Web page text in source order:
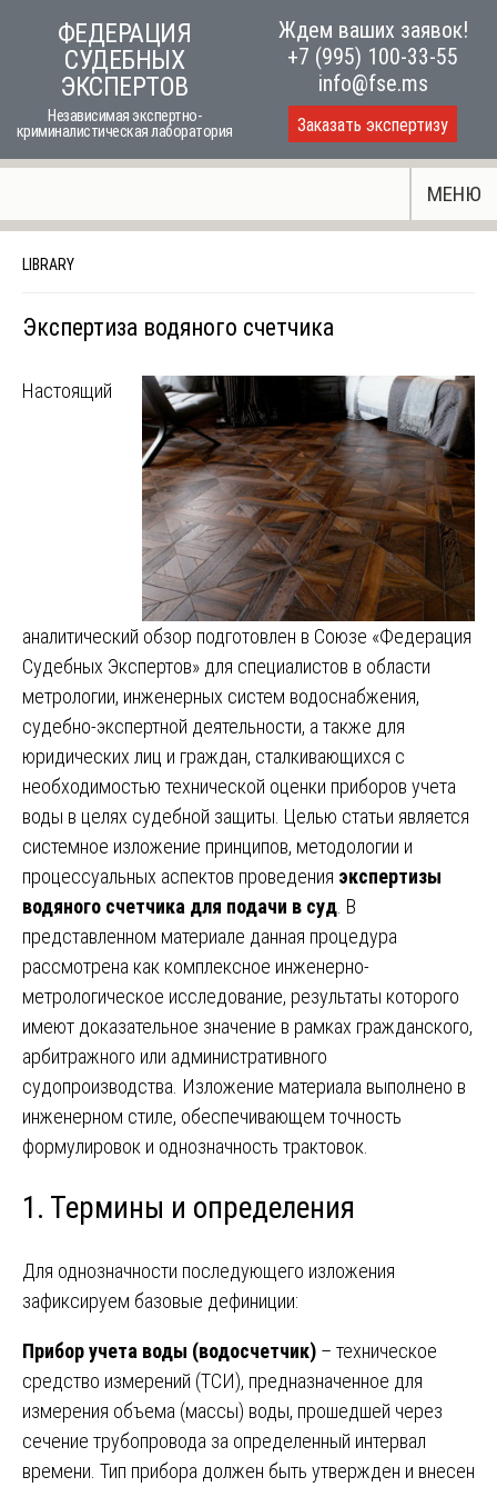
ФЕДЕРАЦИЯ
СУДЕБНЫХ
ЭКСПЕРТОВ
Независимая экспертно-
криминалистическая лаборатория
Ждем ваших заявок!
+7 (995) 100-33-55
info@fse.ms
Заказать экспертизу
МЕНЮ
LIBRARY
Экспертиза водяного счетчика
Настоящий
аналитический обзор подготовлен в Союзе «Федерация
Судебных Экспертов» для специалистов в области
метрологии, инженерных систем водоснабжения,
судебно-экспертной деятельности, а также для
юридических лиц и граждан, сталкивающихся с
необходимостью технической оценки приборов учета
воды в целях судебной защиты. Целью статьи является
системное изложение принципов, методологии и
процессуальных аспектов проведения экспертизы
водяного счетчика для подачи в суд . В
представленном материале данная процедура
рассмотрена как комплексное инженерно-
метрологическое исследование, результаты которого
имеют доказательное значение в рамках гражданского,
арбитражного или административного
судопроизводства. Изложение материала выполнено в
инженерном стиле, обеспечивающем точность
формулировок и однозначность трактовок.
1. Термины и определения
Для однозначности последующего изложения
зафиксируем базовые дефиниции:
Прибор учета воды (водосчетчик) – техническое
средство измерений (ТСИ), предназначенное для
измерения объема (массы) воды, прошедшей через
сечение трубопровода за определенный интервал
времени. Тип прибора должен быть утвержден и внесен